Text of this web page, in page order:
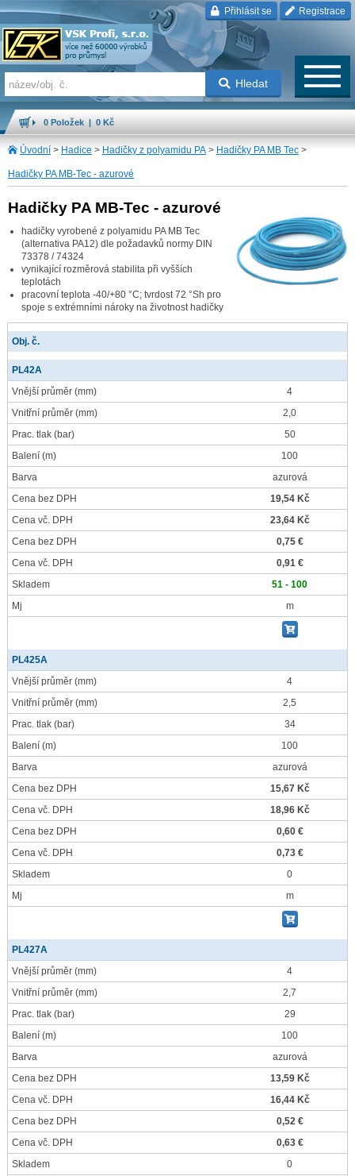
Přihlásit se Registrace
Hledat
0 Položek | 0 Kč
Úvodní > Hadice > Hadičky z polyamidu PA > Hadičky PA MB Tec >
Hadičky PA MB-Tec - azurové
Hadičky PA MB-Tec - azurové
hadičky vyrobené z polyamidu PA MB Tec
(alternativa PA12) dle požadavků normy DIN
73378 / 74324
vynikající rozměrová stabilita při vyšších
teplotách
pracovní teplota -40/+80 °C; tvrdost 72 °Sh pro
spoje s extrémními nároky na životnost hadičky
Obj. č.
PL42A
Vnější průměr (mm)
4
Vnitřní průměr (mm)
2,0
Prac. tlak (bar)
50
Balení (m)
100
Barva
azurová
Cena bez DPH
19,54 Kč
Cena vč. DPH
23,64 Kč
Cena bez DPH
0,75 €
Cena vč. DPH
0,91 €
Skladem
51 - 100
Mj
m
PL425A
Vnější průměr (mm)
4
Vnitřní průměr (mm)
2,5
Prac. tlak (bar)
34
Balení (m)
100
Barva
azurová
Cena bez DPH
15,67 Kč
Cena vč. DPH
18,96 Kč
Cena bez DPH
0,60 €
Cena vč. DPH
0,73 €
Skladem
0
Mj
m
PL427A
Vnější průměr (mm)
4
Vnitřní průměr (mm)
2,7
Prac. tlak (bar)
29
Balení (m)
100
Barva
azurová
Cena bez DPH
13,59 Kč
Cena vč. DPH
16,44 Kč
Cena bez DPH
0,52 €
Cena vč. DPH
0,63 €
Skladem
0